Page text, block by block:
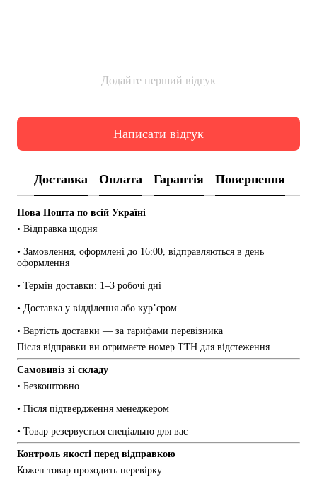
Додайте перший відгук
Написати відгук
Доставка Оплата Гарантія Повернення
Нова Пошта по всій Україні
• Відправка щодня
• Замовлення, оформлені до 16:00, відправляються в день
оформлення
• Термін доставки: 1–3 робочі дні
• Доставка у відділення або кур’єром
• Вартість доставки — за тарифами перевізника
Після відправки ви отримаєте номер ТТН для відстеження.
Самовивіз зі складу
• Безкоштовно
• Після підтвердження менеджером
• Товар резервується спеціально для вас
Контроль якості перед відправкою
Кожен товар проходить перевірку: